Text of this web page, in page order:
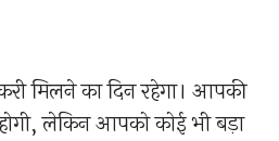
मिलने का दिन रहेगा। आपकी
लेकिन आपको कोई भी बड़ा